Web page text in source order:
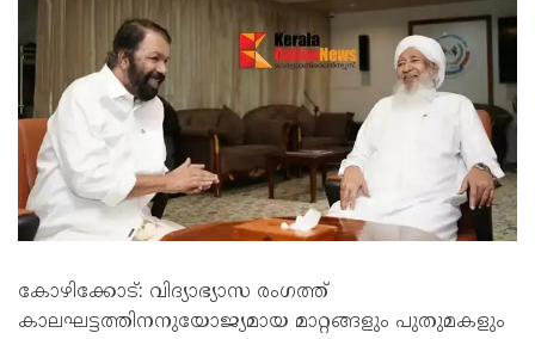
കോഴിക്കോട്: വിദ്യാഭ്യാസ രംഗത്ത്
കാലഘട്ടത്തിനനുയോജ്യമായ മാറ്റങ്ങളും പുതുമകളും